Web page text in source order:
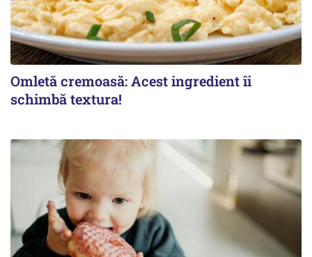
Omletă cremoasă: Acest ingredient îi
schimbă textura!